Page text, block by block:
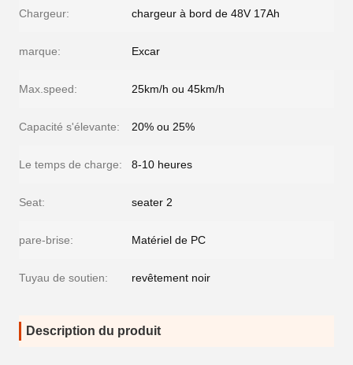
Chargeur: chargeur à bord de 48V 17Ah
marque: Excar
Max.speed: 25km/h ou 45km/h
Capacité s'élevante: 20% ou 25%
Le temps de charge: 8-10 heures
Seat: seater 2
pare-brise: Matériel de PC
Tuyau de soutien: revêtement noir
Description du produit